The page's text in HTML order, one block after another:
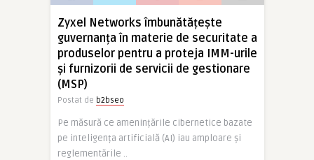
Zyxel Networks îmbunătățește
guvernanța în materie de securitate a
produselor pentru a proteja IMM-urile
și furnizorii de servicii de gestionare
(MSP)
Postat de b2bseo
Pe măsură ce amenințările cibernetice bazate
pe inteligența artificială (AI) iau amploare și
reglementările ..